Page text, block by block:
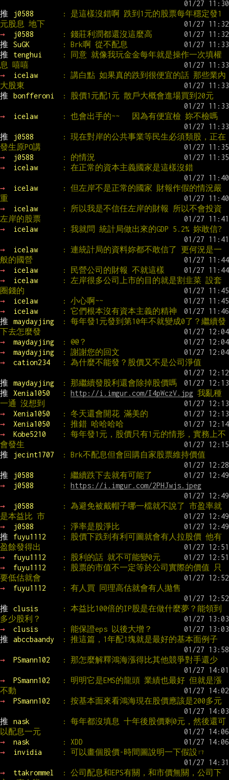
推 j0588
: 是這樣沒錯啊 跌到1元的股票每年穩定發1
元股息 地下
→
j0588
: 錢莊利潤都還沒這麼高
推
SuGK
: Brk啊 從不配息
推
tenghui
: 同意 就像我玩金金每年就是操作一次填權
息 嘻嘻
→
icelaw
: 講白點 如果真的跌到很便宜的話 那些業內
大股東
推
bonfferoni : 股價1元配1元 散戶大概會進場買到20元
→ icelaw : 也會出手的~~   因為有便宜檢 妳不檢嗎
推 j0588
: 現在對岸的公共事業等民生必須類股，正在
發生原PO講
→
j0588
: 的情況
→
icelaw : 在正常的資本主義國家是這樣沒錯
→ icelaw
: 但左岸不是正常的國家 財報作假的情況嚴
重
→
icelaw
: 所以我是不信任左岸的財報 所以不會投資
左岸的股票
→
icelaw : 我就問 統計局做出來的GDP 5.2% 妳敢信?
→ icelaw
: 連統計局的資料妳都不敢信了 更何況是一
般的國營
→
icelaw
: 民營公司的財報 不就這樣
→
icelaw
: 左岸很多公司上市的目的就是割韭菜 設套
圈錢的
→
icelaw
: 小心啊~~
→
icelaw
: 它們根本沒有資本主義的精神
推
maydayjing
: 每年發1元發到第10年不就變成0了？繼續發
下去怎麼發
→
maydayjing
: @@？
→
maydayjing
: 謝謝您的回文
→
cation234 : 為什麼不能發？股價又不是公司淨值
推 maydayjing
: 那繼續發股利還會除掉股價嗎
推
Xenia1050 : http://i.imgur.com/I4pWczV.jpg 我亂種
一通 沒想到
→
Xenia1050
: 冬天還會開花 滿美的
→
Xenia1050
: 推錯 哈哈哈哈
→
Kobe5210
: 每年發1元，股價只有1元的情形，實務上不
會發生
推
jecint1707 : Brk不配息但會回購自家股票維持價值
推 j0588
: 繼續跌下去就有可能了
→
j0588 : https://i.imgur.com/2PHJwjs.jpeg
→ j0588
: 為避免被戴帽子哪一檔就不說了 市盈率就
是本益比 市
→
j0588
: 淨率是股淨比
推
fuyu1112
: 股價下跌到有利可圖就會有人拉股價 他有
盈餘發得出
→
fuyu1112
: 股利的話 就不可能變0元
→
fuyu1112
: 股票的市值不一定等於公司實際的價值 只
要低估就會
→
fuyu1112 : 有人買 同理高估就會有人拋售
推 clusis
: 本益比100倍的IP股是在做什麼夢？能領到
多少股利？
→
clusis
: 能保證eps 以後大增？
推
abccbaandy : 推這篇，1年配1塊就是最好的基本面例子
→ PSmann102 : 那怎麼解釋鴻海漲得比其他競爭對手還少
→ PSmann102
: 明明它是EMS的龍頭 業績也最好 但就是漲
不動
→
PSmann102 : 按基本面來看鴻海現在股價應該是200多元
推 nask
: 每年都沒填息 十年後股價剩0元，然後還可
以配息一元
→
nask
: XDD
→
invidia : 可以畫個股價-時間圖說明一下假設ㄇ
→ ttakrommel
: 公司配息和EPS有關，和市價無關，公司下